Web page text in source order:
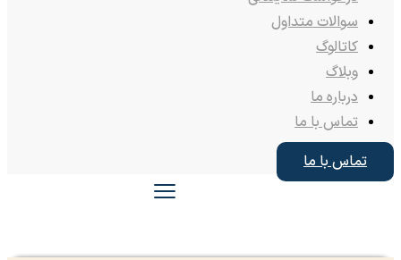
سوالات متداول
کاتالوگ
وبلاگ
درباره ما
تماس با ما
تماس با ما